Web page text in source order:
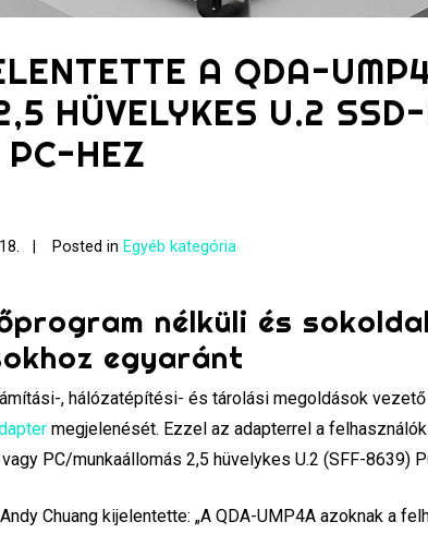
A QDA-
HÜVELYKES U.2
HEZ
Posted in Egyéb kategória
nélküli és
egyaránt
, hálózatépítési- és tárolási megoldások vezető
megjelenését. Ezzel az adapterrel a
PC/munkaállomás 2,5 hüvelykes U.2 (SFF-8639)
Chuang kijelentette: „A QDA-UMP4A azoknak a